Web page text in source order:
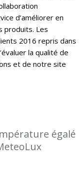
d’améliorer en
produits. Les
2016 repris dans
la qualité de
et de notre site
égalé